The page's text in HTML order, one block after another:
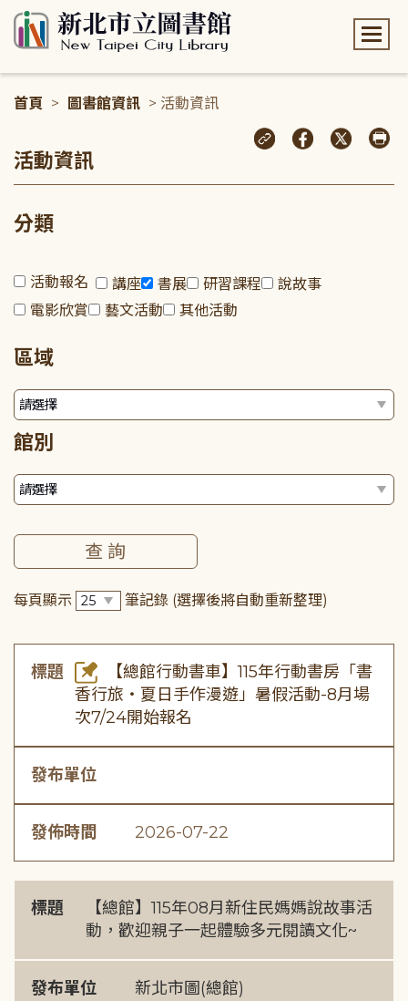
首頁 > 圖書館資訊 > 活動資訊
活動資訊
分類
活動報名 講座 書展 研習課程
說故事
電影欣賞
藝文活動 其他活動
區域
館別
每頁顯示 筆記錄 (選擇後將自動重新整理)
標題
【總館行動書車】115年行動書房「書
香行旅・夏日手作漫遊」暑假活動-8月場
次7/24開始報名
發布單位
發佈時間 2026-07-22
標題
【總館】115年08月新住民媽媽說故事活
動，歡迎親子一起體驗多元閱讀文化~
發布單位 新北市圖(總館)